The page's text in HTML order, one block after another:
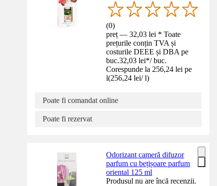
(0)
preț — 32,03 lei * Toate
prețurile conțin TVA și
costurile DEEE și DBA pe
buc.32,03 lei*/ buc.
Corespunde la 256,24 lei pe
l(256,24 lei/ l)
Poate fi comandat online
Poate fi rezervat
Odorizant cameră difuzor
parfum cu bețișoare parfum
oriental 125 ml
Produsul nu are încă recenzii.